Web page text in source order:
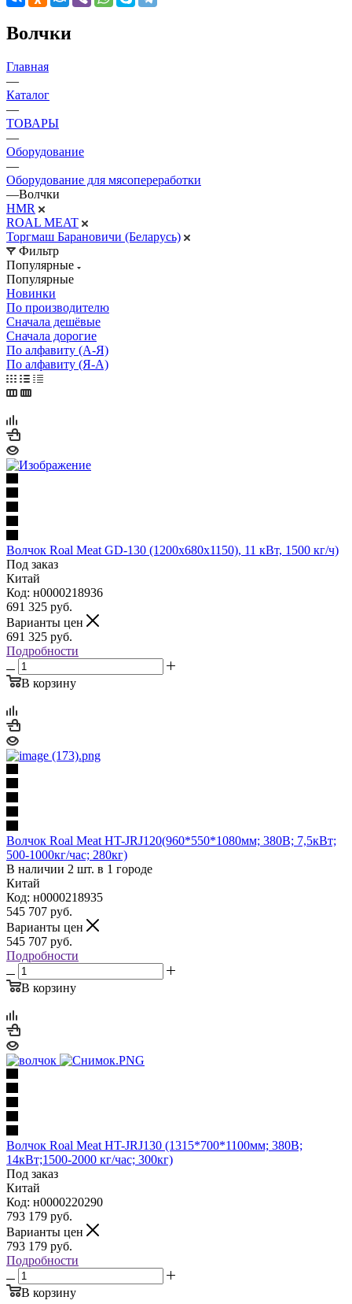
Волчки
Главная
—
Каталог
—
ТОВАРЫ
—
Оборудование
—
Оборудование для мясопереработки
—Волчки
HMR
ROAL MEAT
Торгмаш Барановичи (Беларусь)
Фильтр
Популярные
Популярные
Новинки
По производителю
Сначала дешёвые
Сначала дорогие
По алфавиту (А-Я)
По алфавиту (Я-А)
Волчок Roal Meat GD-130 (1200х680х1150), 11 кВт, 1500 кг/ч)
Под заказ
Китай
Код: н0000218936
691 325 руб.
Варианты цен
691 325 руб.
Подробности
В корзину
Волчок Roal Meat HT-JRJ120(960*550*1080мм; 380В; 7,5кВт;
500-1000кг/час; 280кг)
В наличии 2 шт. в 1 городе
Китай
Код: н0000218935
545 707 руб.
Варианты цен
545 707 руб.
Подробности
В корзину
Волчок Roal Meat HT-JRJ130 (1315*700*1100мм; 380В;
14кВт;1500-2000 кг/час; 300кг)
Под заказ
Китай
Код: н0000220290
793 179 руб.
Варианты цен
793 179 руб.
Подробности
В корзину